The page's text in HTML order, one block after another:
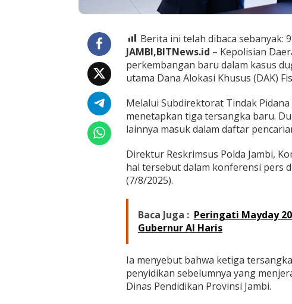
s
D
A
K
S
M
J
a
m
b
,
K
e
r
i
a
a
p
i
Berita ini telah dibaca sebanyak:
JAMBI,BITNews.id – Kepolisian
perkembangan baru dalam kasus
utama Dana Alokasi Khusus (DAK)
Melalui Subdirektorat Tindak
menetapkan tiga tersangka baru.
lainnya masuk dalam daftar
Direktur Reskrimsus Polda Jambi,
hal tersebut dalam konferensi pers
(7/8/2025).
Baca Juga : Peringati Mayday
Gubernur Al Haris
Ia menyebut bahwa ketiga
penyidikan sebelumnya yang
Dinas Pendidikan Provinsi Jambi.